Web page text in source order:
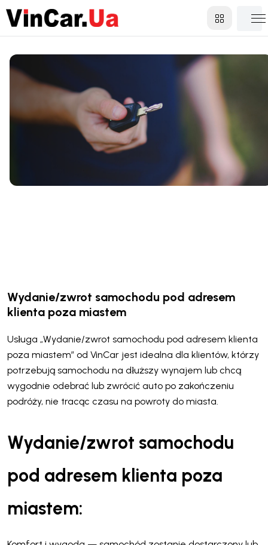
Wydanie/zwrot samochodu pod adresem
klienta poza miastem
Usługa „Wydanie/zwrot samochodu pod adresem klienta
poza miastem” od VinCar jest idealna dla klientów, którzy
potrzebują samochodu na dłuższy wynajem lub chcą
wygodnie odebrać lub zwrócić auto po zakończeniu
podróży, nie tracąc czasu na powroty do miasta.
Wydanie/zwrot samochodu
pod adresem klienta poza
miastem: